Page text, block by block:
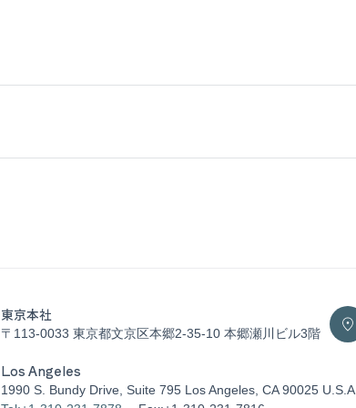
東京本社
〒113-0033 東京都文京区本郷2-35-10 本郷瀬川ビル3階
Los Angeles
1990 S. Bundy Drive, Suite 795 Los Angeles, CA 90025 U.S.A.